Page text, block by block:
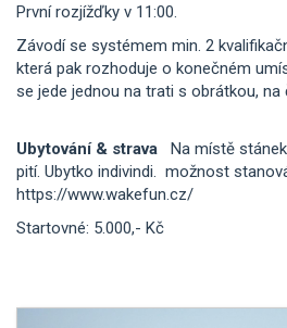
První rozjížďky v 11:00.
Závodí se systémem min. 2
která pak rozhoduje o konečném
se jede jednou na trati s obrátkou,
Ubytování & strava Na místě
pití. Ubytko indivindi. možnost
https://www.wakefun.cz/
Startovné: 5.000,- Kč